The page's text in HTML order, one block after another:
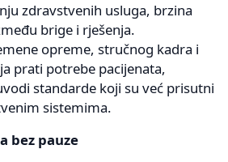
zdravstvenih usluga, brzina
brige i rješenja.
opreme, stručnog kadra i
prati potrebe pacijenata,
standarde koji su već prisutni
sistemima.
bez pauze